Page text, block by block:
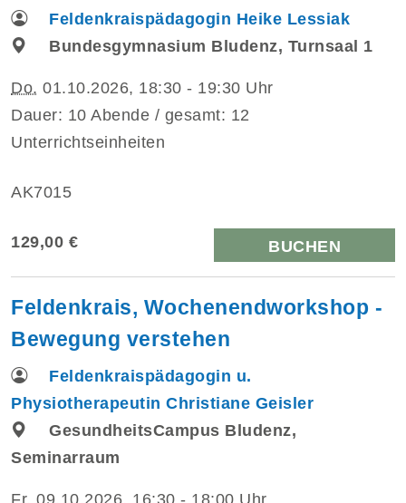
Feldenkraispädagogin Heike Lessiak
Bundesgymnasium Bludenz, Turnsaal 1
Do. 01.10.2026, 18:30 - 19:30 Uhr
Dauer: 10 Abende / gesamt: 12
Unterrichtseinheiten
AK7015
129,00 € BUCHEN
Feldenkrais, Wochenendworkshop -
Bewegung verstehen
Feldenkraispädagogin u.
Physiotherapeutin Christiane Geisler
GesundheitsCampus Bludenz,
Seminarraum
Fr. 09.10.2026, 16:30 - 18:00 Uhr